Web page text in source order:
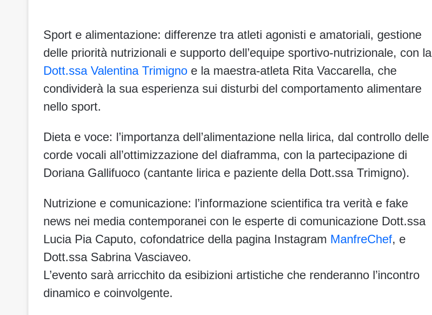
Sport e alimentazione: differenze tra atleti agonisti e amatoriali, gestione
delle priorità nutrizionali e supporto dell’equipe sportivo-nutrizionale, con la
Dott.ssa Valentina Trimigno e la maestra-atleta Rita Vaccarella, che
condividerà la sua esperienza sui disturbi del comportamento alimentare
nello sport.
Dieta e voce: l’importanza dell’alimentazione nella lirica, dal controllo delle
corde vocali all’ottimizzazione del diaframma, con la partecipazione di
Doriana Gallifuoco (cantante lirica e paziente della Dott.ssa Trimigno).
Nutrizione e comunicazione: l’informazione scientifica tra verità e fake
news nei media contemporanei con le esperte di comunicazione Dott.ssa
Lucia Pia Caputo, cofondatrice della pagina Instagram ManfreChef, e
Dott.ssa Sabrina Vasciaveo.
L’evento sarà arricchito da esibizioni artistiche che renderanno l’incontro
dinamico e coinvolgente.